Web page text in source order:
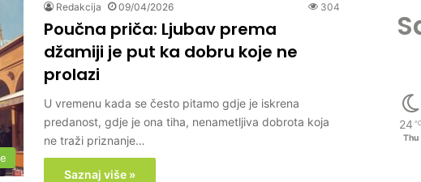
Redakcija 09/04/2026 304
Poučna priča: Ljubav prema
džamiji je put ka dobru koje ne
prolazi
U vremenu kada se često pitamo gdje je iskrena
predanost, gdje je ona tiha, nenametljiva dobrota koja
ne traži priznanje…
Saznaj više »
24 ℃
Thu